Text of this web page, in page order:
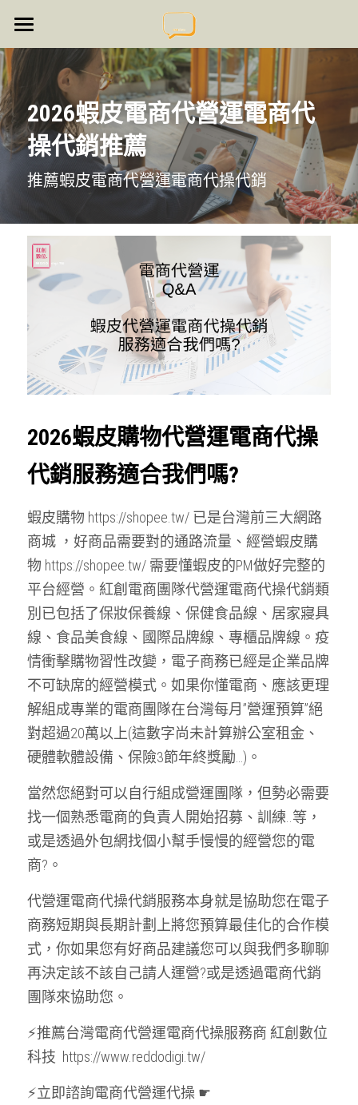
⌂ mens.tw
全服務推薦
所有博客分類
品牌服務推薦
媒體服務推薦
通路服務推薦
團購服務推薦
大團購問與答
品牌服務推薦
電商服務推薦
通路服務推薦
商品服務推薦
熱門討論推薦⚡
登錄/註冊
搜索
2026蝦皮電商代營運電商代
操代銷推薦
推薦蝦皮電商代營運電商代操代銷
2026蝦皮購物代營運電商代操
代銷服務適合我們嗎?
蝦皮購物 https://shopee.tw/ 已是台灣前三大網路
商城 ，好商品需要對的通路流量、經營蝦皮購
物 https://shopee.tw/ 需要懂蝦皮的PM做好完整的
平台經營。紅創電商團隊代營運電商代操代銷類
別已包括了保妝保養線、保健食品線、居家寢具
線、食品美食線、國際品牌線、專櫃品牌線。疫
情衝擊購物習性改變，電子商務已經是企業品牌
不可缺席的經營模式。如果你懂電商、應該更理
解組成專業的電商團隊在台灣每月”營運預算”絕
對超過20萬以上(這數字尚未計算辦公室租金、
硬體軟體設備、保險3節年終獎勵…)。
當然您絕對可以自行組成營運團隊，但勢必需要
找一個熟悉電商的負責人開始招募、訓練..等，
或是透過外包網找個小幫手慢慢的經營您的電
商?。
代營運電商代操代銷服務本身就是協助您在電子
商務短期與長期計劃上將您預算最佳化的合作模
式，你如果您有好商品建議您可以與我們多聊聊
再決定該不該自己請人運營?或是透過電商代銷
團隊來協助您。
⚡推薦台灣電商代營運電商代操服務商 紅創數位
科技 https://www.reddodigi.tw/